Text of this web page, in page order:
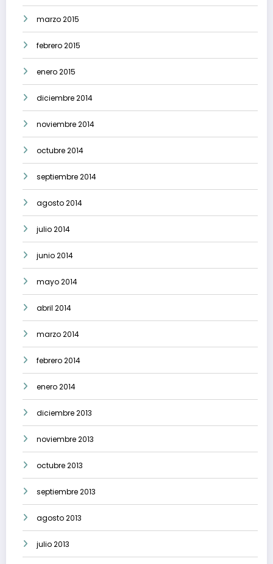
marzo 2015
febrero 2015
enero 2015
diciembre 2014
noviembre 2014
octubre 2014
septiembre 2014
agosto 2014
julio 2014
junio 2014
mayo 2014
abril 2014
marzo 2014
febrero 2014
enero 2014
diciembre 2013
noviembre 2013
octubre 2013
septiembre 2013
agosto 2013
julio 2013